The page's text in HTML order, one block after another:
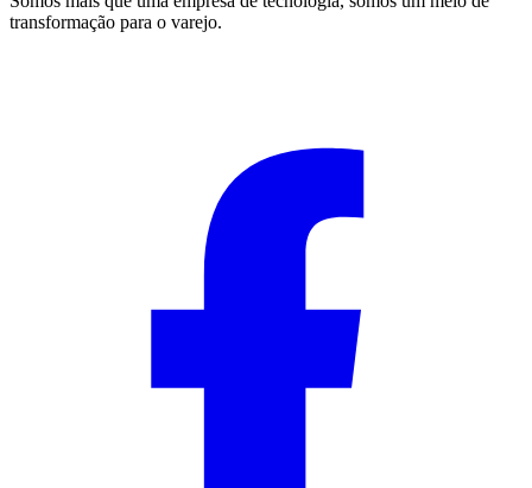
transformação para o varejo.